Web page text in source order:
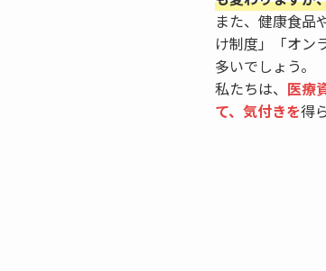
また、健康食品
け制度」「オン
多いでしょう。
私たちは、 医療
て、気付きを得